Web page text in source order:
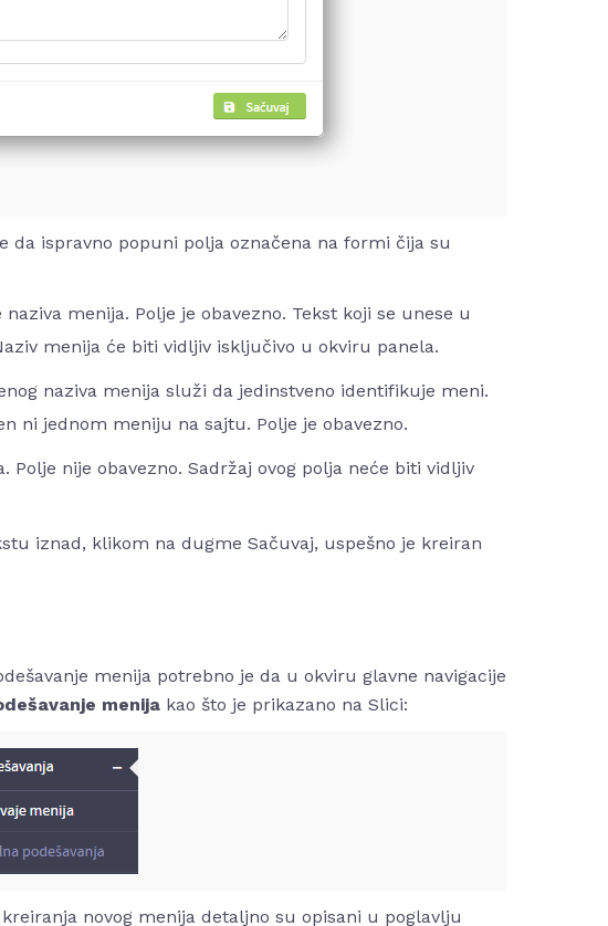
da ispravno popuni polja označena na formi čija su
menija. Polje je obavezno. Tekst koji se unese u
menija će biti vidljiv isključivo u okviru panela.
naziva menija služi da jedinstveno identifikuje meni.
ni jednom meniju na sajtu. Polje je obavezno.
Polje nije obavezno. Sadržaj ovog polja neće biti vidljiv
iznad, klikom na dugme Sačuvaj, uspešno je kreiran
menija potrebno je da u okviru glavne navigacije
menija kao što je prikazano na Slici:
novog menija detaljno su opisani u poglavlju